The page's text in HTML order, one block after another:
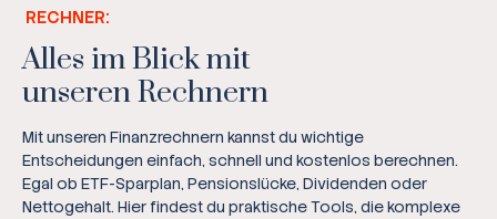
RECHNER:
Alles im Blick mit
unseren Rechnern
Mit unseren Finanzrechnern kannst du wichtige
Entscheidungen einfach, schnell und kostenlos berechnen.
Egal ob ETF-Sparplan, Pensionslücke, Dividenden oder
Nettogehalt. Hier findest du praktische Tools, die komplexe